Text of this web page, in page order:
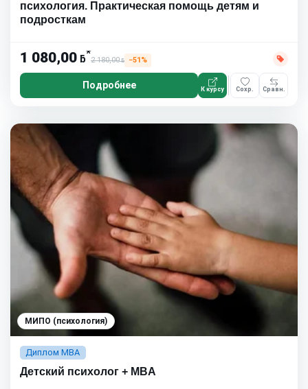
психология. Практическая помощь детям и
подросткам
1 080,00 ƃ*
2 180,00ƃ −51%
Подробнее К курсу Сохр. Сравн.
МИПО (психология)
Диплом MBA
Детский психолог + MBA